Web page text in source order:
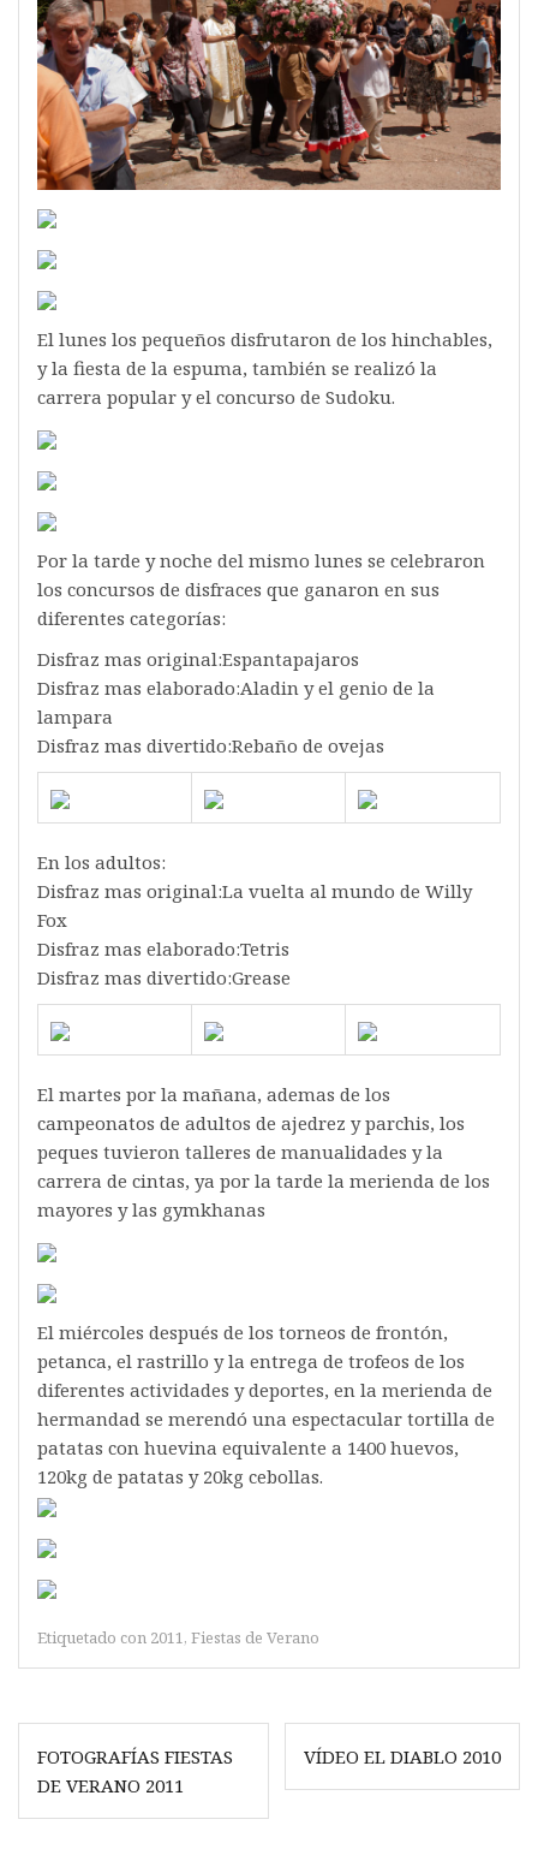
El lunes los pequeños disfrutaron de los hinchables,
y la fiesta de la espuma, también se realizó la
carrera popular y el concurso de Sudoku.
Por la tarde y noche del mismo lunes se celebraron
los concursos de disfraces que ganaron en sus
diferentes categorías:
Disfraz mas original:Espantapajaros
Disfraz mas elaborado:Aladin y el genio de la
lampara
Disfraz mas divertido:Rebaño de ovejas
En los adultos:
Disfraz mas original:La vuelta al mundo de Willy
Fox
Disfraz mas elaborado:Tetris
Disfraz mas divertido:Grease
El martes por la mañana, ademas de los
campeonatos de adultos de ajedrez y parchis, los
peques tuvieron talleres de manualidades y la
carrera de cintas, ya por la tarde la merienda de los
mayores y las gymkhanas
El miércoles después de los torneos de frontón,
petanca, el rastrillo y la entrega de trofeos de los
diferentes actividades y deportes, en la merienda de
hermandad se merendó una espectacular tortilla de
patatas con huevina equivalente a 1400 huevos,
120kg de patatas y 20kg cebollas.
Etiquetado con 2011, Fiestas de Verano
Navegación
de
entradas
FOTOGRAFÍAS FIESTAS
DE VERANO 2011
VÍDEO EL DIABLO 2010